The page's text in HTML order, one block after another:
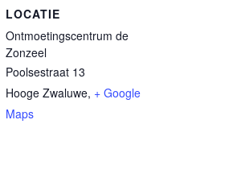
LOCATIE
Ontmoetingscentrum de
Zonzeel
Poolsestraat 13
Hooge Zwaluwe, + Google
Maps